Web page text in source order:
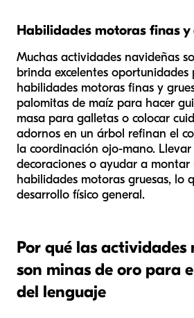
Habilidades motoras finas y
Muchas actividades navideñas
brinda excelentes
habilidades motoras finas y
palomitas de maíz para hacer
masa para galletas o colocar
adornos en un árbol refinan el
la coordinación ojo-mano. Llevar
decoraciones o ayudar a montar
habilidades motoras gruesas, lo
desarrollo físico general.
Por qué las actividades
son minas de oro para
del lenguaje